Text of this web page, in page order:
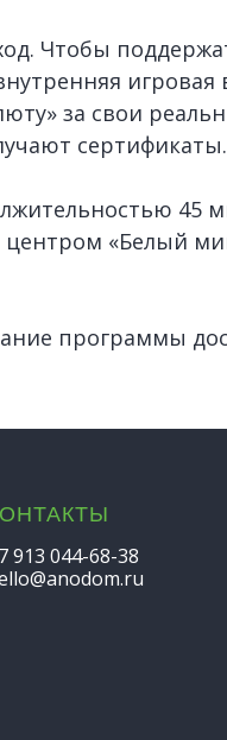
Чтобы
за свои
сертификаты.
45
центром «Белый
программы
913 044-68-38